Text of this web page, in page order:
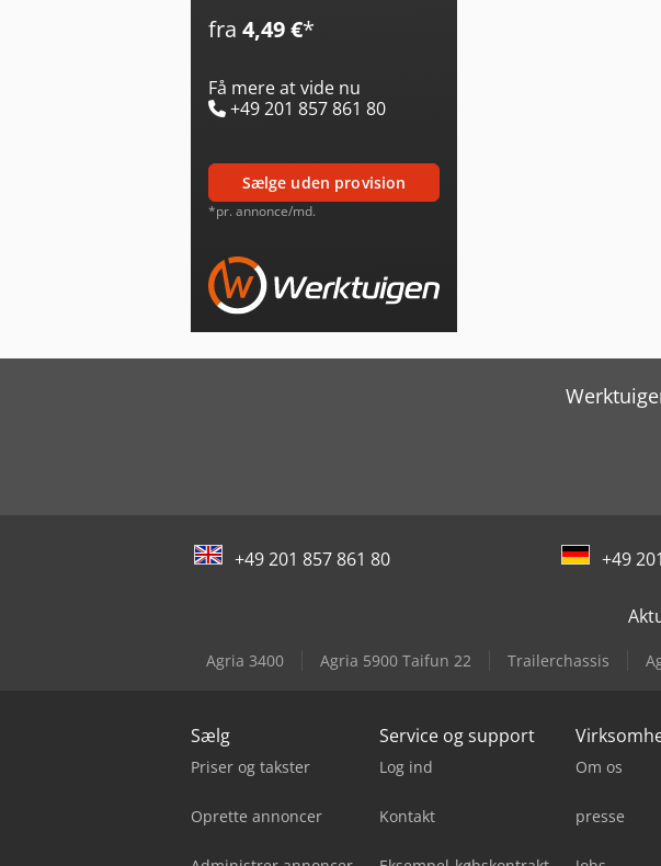
fra 4,49 €*
Få mere at vide nu
+49 201 857 861 80
sælge uden provision
*pr. annonce/md.
+49 201 857 861 80 +49
Agria 3400 Agria 5900 Taifun 22 Trailerchassis
Sælg
Priser og takster
Oprette annoncer
Service og support
Log ind
Kontakt
Om os
presse